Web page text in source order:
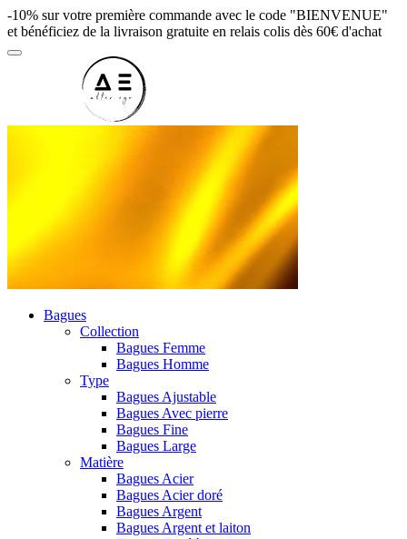
-10% sur votre première commande avec le code "BIENVENUE"
et bénéficiez de la livraison gratuite en relais colis dès 60€ d'achat
Bagues
Collection
Bagues Femme
Bagues Homme
Type
Bagues Ajustable
Bagues Avec pierre
Bagues Fine
Bagues Large
Matière
Bagues Acier
Bagues Acier doré
Bagues Argent
Bagues Argent et laiton